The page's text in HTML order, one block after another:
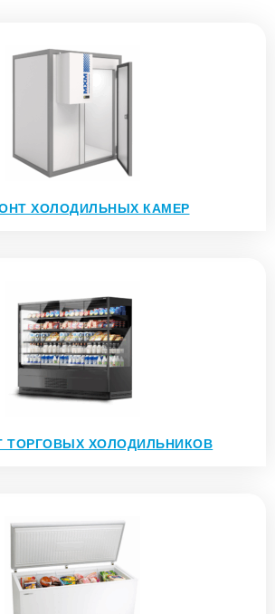
ХОЛОДИЛЬНЫХ КАМЕР
ТОРГОВЫХ ХОЛОДИЛЬНИКОВ